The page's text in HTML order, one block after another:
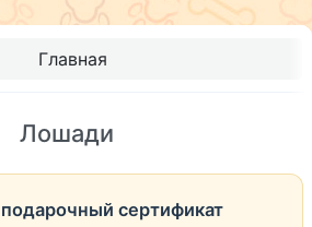
Главная
Лошади
подарочный сертификат